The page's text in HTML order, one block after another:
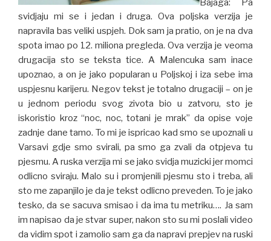
svidjaju mi se i jedan i druga. Ova poljska verzija je
napravila bas veliki uspjeh. Dok sam ja pratio, on je na dva
spota imao po 12. miliona pregleda. Ova verzija je veoma
drugacija sto se teksta tice. A Malencuka sam inace
upoznao, a on je jako popularan u Poljskoj i iza sebe ima
uspjesnu karijeru. Negov tekst je totalno drugaciji – on je
u jednom periodu svog zivota bio u zatvoru, sto je
iskoristio kroz “noc, noc, totani je mrak” da opise voje
zadnje dane tamo. To mi je ispricao kad smo se upoznali u
Varsavi gdje smo svirali, pa smo ga zvali da otpjeva tu
pjesmu. A ruska verzija mi se jako svidja muzicki jer momci
odlicno sviraju. Malo su i promjenili pjesmu sto i treba, ali
sto me zapanjilo je da je tekst odlicno preveden. To je jako
tesko, da se sacuva smisao i da ima tu metriku…. Ja sam
im napisao da je stvar super, nakon sto su mi poslali video
da vidim spot i zamolio sam ga da napravi prepjev na ruski